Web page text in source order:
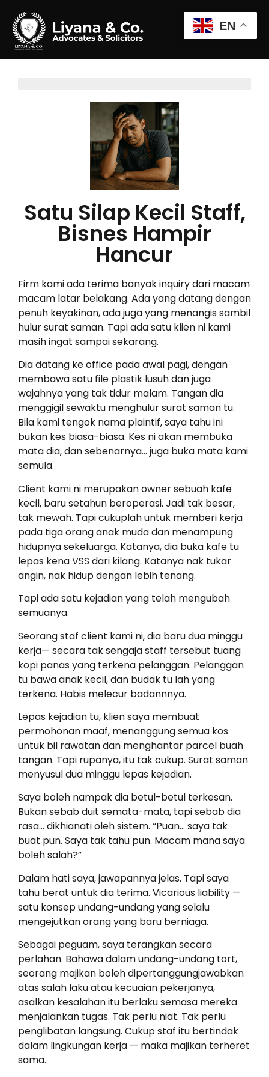
Satu Silap Kecil Staff,
Bisnes Hampir
Hancur
Firm kami ada terima banyak inquiry dari macam
macam latar belakang. Ada yang datang dengan
penuh keyakinan, ada juga yang menangis sambil
hulur surat saman. Tapi ada satu klien ni kami
masih ingat sampai sekarang.
Dia datang ke office pada awal pagi, dengan
membawa satu file plastik lusuh dan juga
wajahnya yang tak tidur malam. Tangan dia
menggigil sewaktu menghulur surat saman tu.
Bila kami tengok nama plaintif, saya tahu ini
bukan kes biasa-biasa. Kes ni akan membuka
mata dia, dan sebenarnya… juga buka mata kami
semula.
Client kami ni merupakan owner sebuah kafe
kecil, baru setahun beroperasi. Jadi tak besar,
tak mewah. Tapi cukuplah untuk memberi kerja
pada tiga orang anak muda dan menampung
hidupnya sekeluarga. Katanya, dia buka kafe tu
lepas kena VSS dari kilang. Katanya nak tukar
angin, nak hidup dengan lebih tenang.
Tapi ada satu kejadian yang telah mengubah
semuanya.
Seorang staf client kami ni, dia baru dua minggu
kerja— secara tak sengaja staff tersebut tuang
kopi panas yang terkena pelanggan. Pelanggan
tu bawa anak kecil, dan budak tu lah yang
terkena. Habis melecur badannnya.
Lepas kejadian tu, klien saya membuat
permohonan maaf, menanggung semua kos
untuk bil rawatan dan menghantar parcel buah
tangan. Tapi rupanya, itu tak cukup. Surat saman
menyusul dua minggu lepas kejadian.
Saya boleh nampak dia betul-betul terkesan.
Bukan sebab duit semata-mata, tapi sebab dia
rasa… dikhianati oleh sistem. “Puan… saya tak
buat pun. Saya tak tahu pun. Macam mana saya
boleh salah?”
Dalam hati saya, jawapannya jelas. Tapi saya
tahu berat untuk dia terima. Vicarious liability —
satu konsep undang-undang yang selalu
mengejutkan orang yang baru berniaga.
Sebagai peguam, saya terangkan secara
perlahan. Bahawa dalam undang-undang tort,
seorang majikan boleh dipertanggungjawabkan
atas salah laku atau kecuaian pekerjanya,
asalkan kesalahan itu berlaku semasa mereka
menjalankan tugas. Tak perlu niat. Tak perlu
penglibatan langsung. Cukup staf itu bertindak
dalam lingkungan kerja — maka majikan terheret
sama.
EN